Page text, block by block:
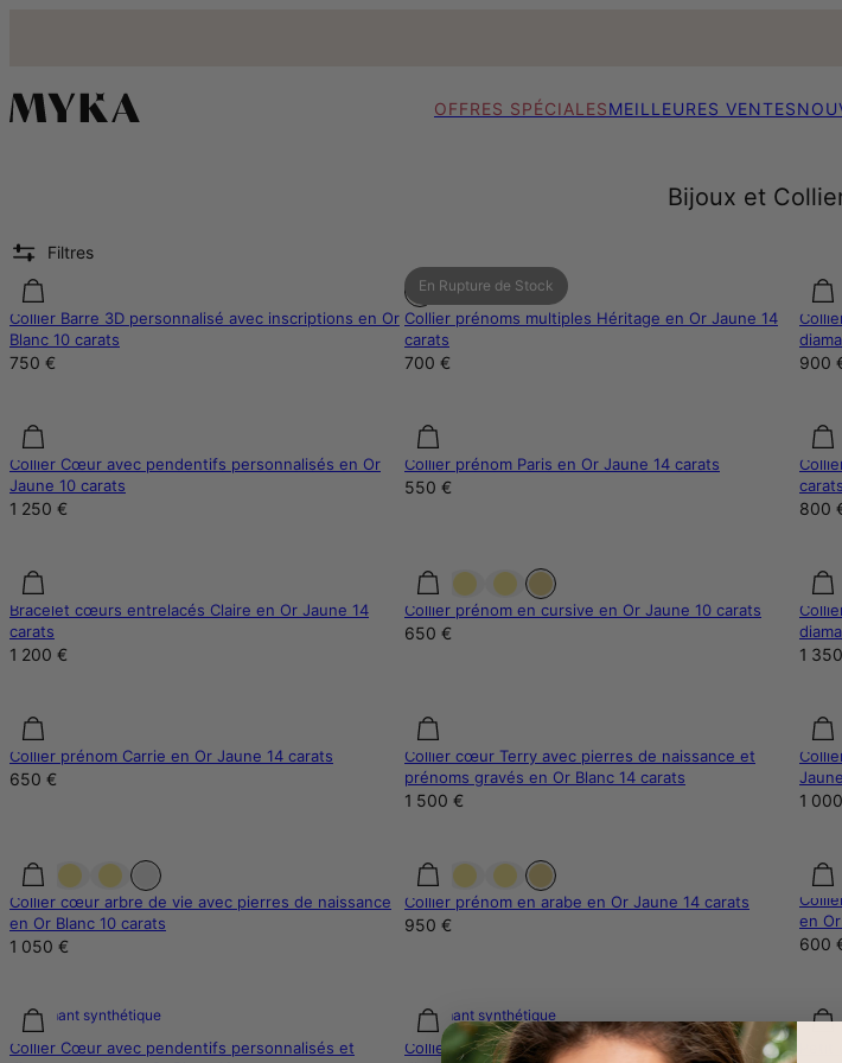
OFFRES SPÉCIALESMEILLEURES VENTES
Bijoux et
Filtres
Collier Barre 3D personnalisé avec inscriptions en Or
Blanc 10 carats
750 €
En Rupture de Stock
Collier prénoms multiples Héritage en Or Jaune 14
carats
700 € 900
Collier Cœur avec pendentifs personnalisés en Or
Jaune 10 carats
1 250 €
Collier prénom Paris en Or Jaune 14 carats
550 €
carats
800
Bracelet cœurs entrelacés Claire en Or Jaune 14
carats
1 200 €
Collier prénom en cursive en Or Jaune 10 carats
650 €
1
Collier prénom Carrie en Or Jaune 14 carats
650 €
Collier cœur Terry avec pierres de naissance et
prénoms gravés en Or Blanc 14 carats
1 500 € 1
Collier cœur arbre de vie avec pierres de naissance
en Or Blanc 10 carats
1 050 €
Collier prénom en arabe en Or Jaune 14 carats
950 €
en
600
Diamant synthétique
Collier Cœur avec pendentifs personnalisés et
Diamant synthétique
Collier à maillons éclosion fleur de naissance et